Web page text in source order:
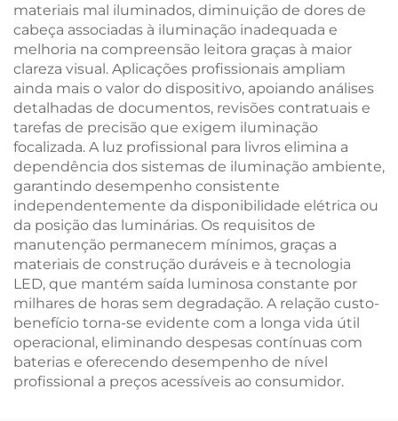
materiais mal iluminados, diminuição de dores de
cabeça associadas à iluminação inadequada e
melhoria na compreensão leitora graças à maior
clareza visual. Aplicações profissionais ampliam
ainda mais o valor do dispositivo, apoiando análises
detalhadas de documentos, revisões contratuais e
tarefas de precisão que exigem iluminação
focalizada. A luz profissional para livros elimina a
dependência dos sistemas de iluminação ambiente,
garantindo desempenho consistente
independentemente da disponibilidade elétrica ou
da posição das luminárias. Os requisitos de
manutenção permanecem mínimos, graças a
materiais de construção duráveis e à tecnologia
LED, que mantém saída luminosa constante por
milhares de horas sem degradação. A relação custo-
benefício torna-se evidente com a longa vida útil
operacional, eliminando despesas contínuas com
baterias e oferecendo desempenho de nível
profissional a preços acessíveis ao consumidor.